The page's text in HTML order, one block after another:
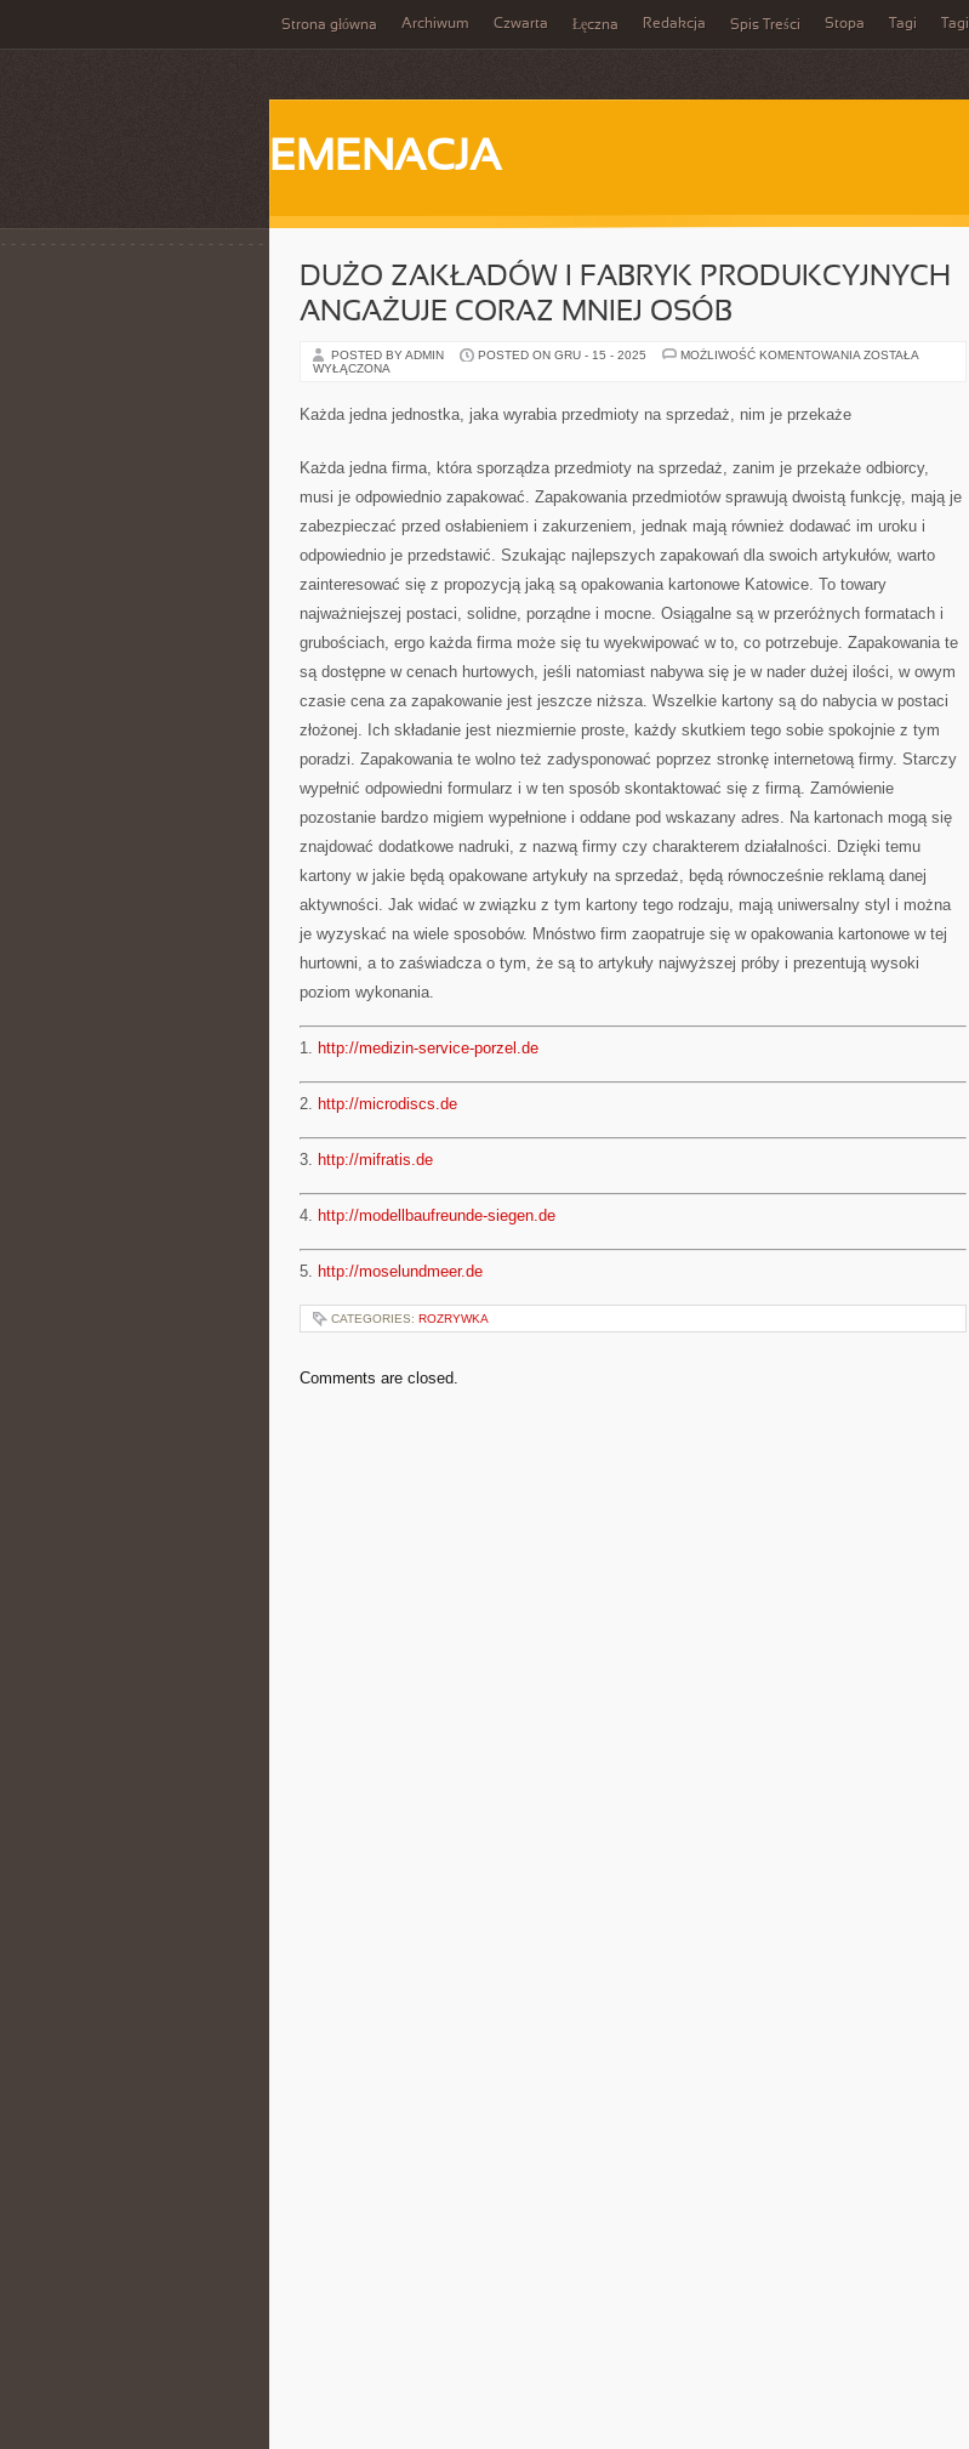
Strona główna Archiwum Czwarta Łęczna Redakcja Spis Treści Stopa Tagi Tagi
EMENACJA
DUŻO ZAKŁADÓW I FABRYK PRODUKCYJNYCH
ANGAŻUJE CORAZ MNIEJ OSÓB
POSTED BY ADMIN POSTED ON GRU - 15 - 2025 MOŻLIWOŚĆ KOMENTOWANIA DUŻO
OSÓB
ZOSTAŁA
WYŁĄCZONA
Każda jedna jednostka, jaka wyrabia przedmioty na sprzedaż, nim je przekaże
Każda jedna firma, która sporządza przedmioty na sprzedaż, zanim je przekaże odbiorcy,
musi je odpowiednio zapakować. Zapakowania przedmiotów sprawują dwoistą funkcję, mają je
zabezpieczać przed osłabieniem i zakurzeniem, jednak mają również dodawać im uroku i
odpowiednio je przedstawić. Szukając najlepszych zapakowań dla swoich artykułów, warto
zainteresować się z propozycją jaką są opakowania kartonowe Katowice. To towary
najważniejszej postaci, solidne, porządne i mocne. Osiągalne są w przeróżnych formatach i
grubościach, ergo każda firma może się tu wyekwipować w to, co potrzebuje. Zapakowania te
są dostępne w cenach hurtowych, jeśli natomiast nabywa się je w nader dużej ilości, w owym
czasie cena za zapakowanie jest jeszcze niższa. Wszelkie kartony są do nabycia w postaci
złożonej. Ich składanie jest niezmiernie proste, każdy skutkiem tego sobie spokojnie z tym
poradzi. Zapakowania te wolno też zadysponować poprzez stronkę internetową firmy. Starczy
wypełnić odpowiedni formularz i w ten sposób skontaktować się z firmą. Zamówienie
pozostanie bardzo migiem wypełnione i oddane pod wskazany adres. Na kartonach mogą się
znajdować dodatkowe nadruki, z nazwą firmy czy charakterem działalności. Dzięki temu
kartony w jakie będą opakowane artykuły na sprzedaż, będą równocześnie reklamą danej
aktywności. Jak widać w związku z tym kartony tego rodzaju, mają uniwersalny styl i można
je wyzyskać na wiele sposobów. Mnóstwo firm zaopatruje się w opakowania kartonowe w tej
hurtowni, a to zaświadcza o tym, że są to artykuły najwyższej próby i prezentują wysoki
poziom wykonania.
1. http://medizin-service-porzel.de
2. http://microdiscs.de
3. http://mifratis.de
4. http://modellbaufreunde-siegen.de
5. http://moselundmeer.de
CATEGORIES: ROZRYWKA
Comments are closed.